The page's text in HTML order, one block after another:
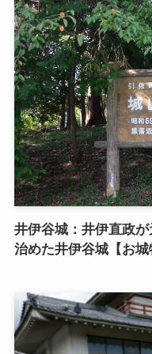
井伊谷城：井伊直政
治めた井伊谷城【お城